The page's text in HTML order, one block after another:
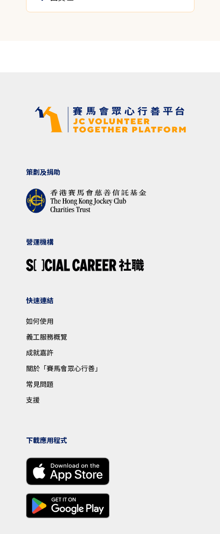
策劃及捐助
營運機構
快速連結
如何使用
義工服務概覽
成就嘉許
關於「賽馬會眾心行善」
常見問題
支援
下載應用程式